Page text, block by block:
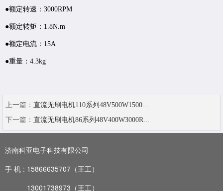
●额定转速：3000RPM
●额定转矩：1.8N.m
●额定电流：15A
●重量：4.3kg
上一篇： 直流无刷电机110系列48V500W1500...
下一篇： 直流无刷电机86系列48V400W3000R...
济南科亚电子科技有限公司
手 机 : 15866635707（王工）
13001738973 （王工）